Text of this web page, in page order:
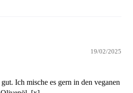
19/02/2025
Ich mische es gern in den veganen